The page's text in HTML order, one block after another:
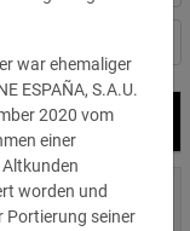
Empfänger
Privatperson
war ehemaliger
ESPAÑA, S.A.U.
2020 vom
einer
worden und
Portierung seiner